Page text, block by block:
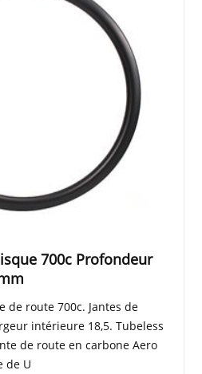
700c Profondeur
de route 700c. Jantes de
intérieure 18,5. Tubeless
de route en carbone Aero
de U